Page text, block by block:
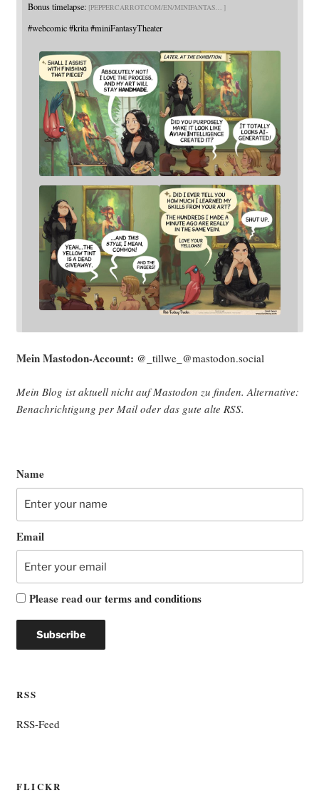
Bonus timelapse: PEPPERCARROT.COM/EN/MINIFANTAS
#webcomic #krita #miniFantasyTheater
Mein Mast­o­don-Account: @_tillwe_@mastodon.social
Mein Blog ist aktu­ell nicht auf Mast­o­don zu fin­den. Alter­na­ti­ve:
Benach­rich­ti­gung per Mail oder das gute alte RSS.
Name
Email
Please read ourterms and conditions
RSS
RSS-Feed
FLICKR